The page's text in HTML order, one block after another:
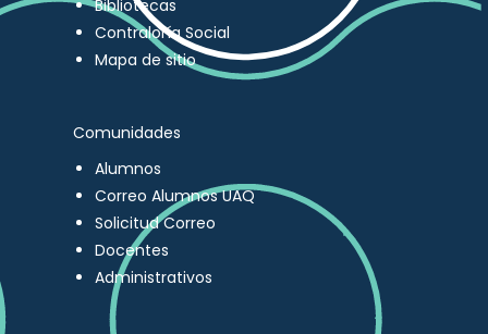
Bibliotecas
Contraloría Social
Mapa de sitio
Comunidades
Alumnos
Correo Alumnos UAQ
Solicitud Correo
Docentes
Administrativos